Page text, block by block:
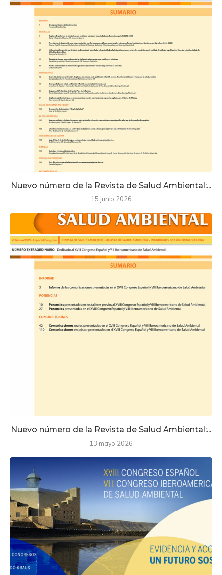
Nuevo número de la Revista de Salud Ambiental:...
15 junio 2026
Nuevo número de la Revista de Salud Ambiental:...
13 mayo 2026